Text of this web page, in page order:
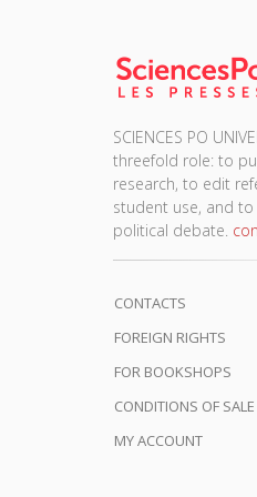
SCIENCES PO
threefold role: to
research, to edit
student use, and
political debate.
CONTACTS
FOREIGN RIGHTS
FOR BOOKSHOPS
CONDITIONS OF SALE
MY ACCOUNT